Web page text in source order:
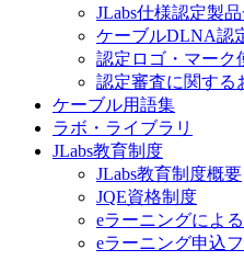
JLabs仕様認定製
ケーブルDLNA認
認定ロゴ・マーク
認定審査に関する
ケーブル用語集
ラボ・ライブラリ
JLabs教育制度
JLabs教育制度概要
JQE資格制度
eラーニングによ
eラーニング申込